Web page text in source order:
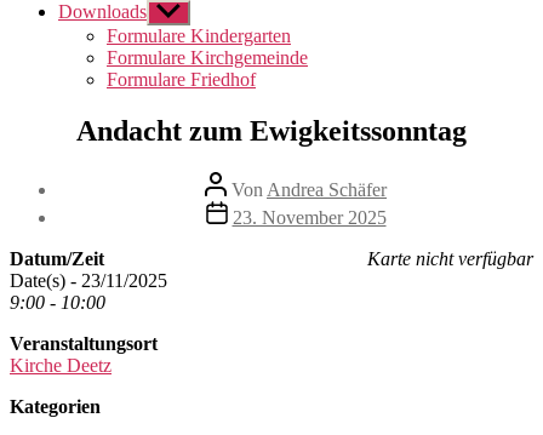
Downloads Untermenü
anzeigen
Formulare Kindergarten
Formulare Kirchgemeinde
Formulare Friedhof
Andacht zum Ewigkeitssonntag
Beitragsautor
Von Andrea Schäfer
Beitragsdatum
23. November 2025
Karte nicht verfügbar
Datum/Zeit
Date(s) - 23/11/2025
9:00 - 10:00
Veranstaltungsort
Kirche Deetz
Kategorien